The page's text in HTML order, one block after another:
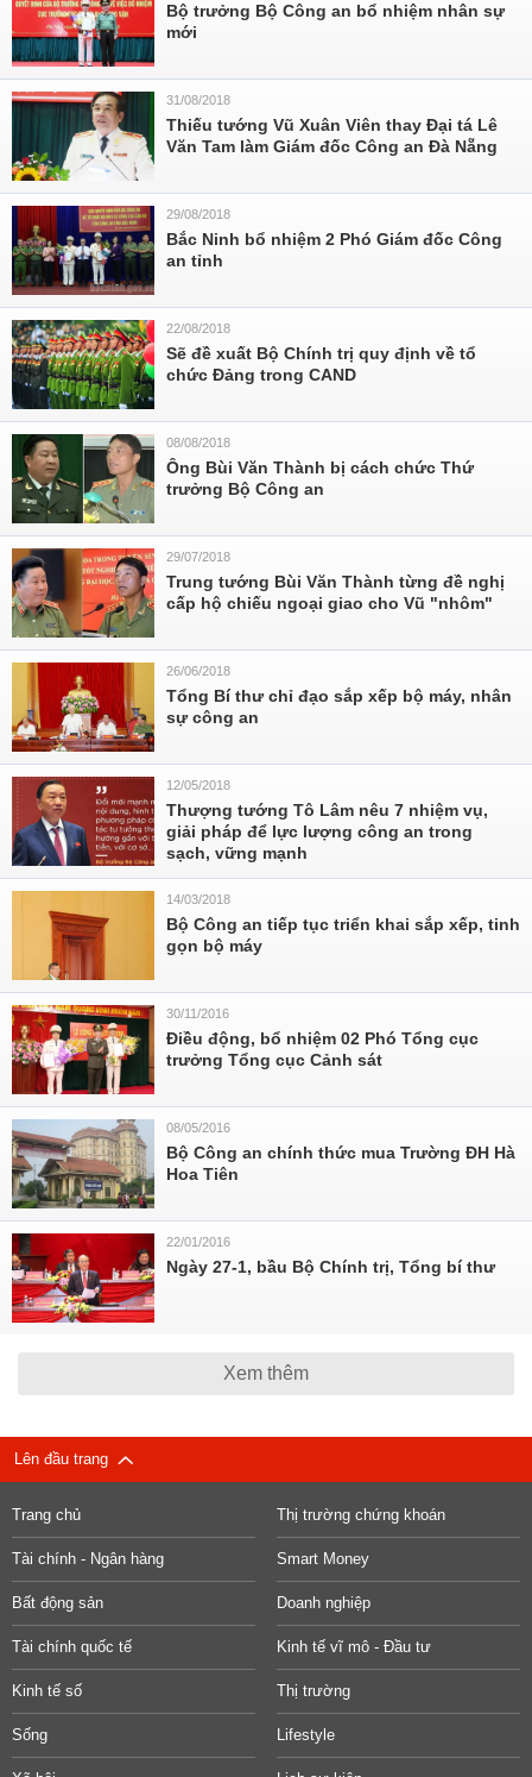
Bộ trưởng Bộ Công an bổ nhiệm nhân sự
mới
31/08/2018
Thiếu tướng Vũ Xuân Viên thay Đại tá Lê
Văn Tam làm Giám đốc Công an Đà Nẵng
29/08/2018
Bắc Ninh bổ nhiệm 2 Phó Giám đốc Công
an tỉnh
22/08/2018
Sẽ đề xuất Bộ Chính trị quy định về tổ
chức Đảng trong CAND
08/08/2018
Ông Bùi Văn Thành bị cách chức Thứ
trưởng Bộ Công an
29/07/2018
Trung tướng Bùi Văn Thành từng đề nghị
cấp hộ chiếu ngoại giao cho Vũ "nhôm"
26/06/2018
Tổng Bí thư chỉ đạo sắp xếp bộ máy, nhân
sự công an
12/05/2018
Thượng tướng Tô Lâm nêu 7 nhiệm vụ,
giải pháp để lực lượng công an trong
sạch, vững mạnh
14/03/2018
Bộ Công an tiếp tục triển khai sắp xếp, tinh
gọn bộ máy
30/11/2016
Điều động, bổ nhiệm 02 Phó Tổng cục
trưởng Tổng cục Cảnh sát
08/05/2016
Bộ Công an chính thức mua Trường ĐH Hà
Hoa Tiên
22/01/2016
​Ngày 27-1, bầu Bộ Chính trị, Tổng bí thư
Xem thêm
Lên đầu trang
Trang chủ Thị trường chứng khoán
Tài chính - Ngân hàng Smart Money
Bất động sản Doanh nghiệp
Tài chính quốc tế Kinh tế vĩ mô - Đầu tư
Kinh tế số Thị trường
Sống Lifestyle